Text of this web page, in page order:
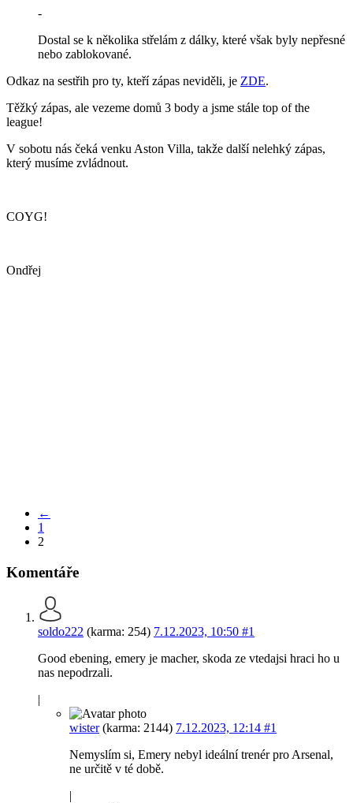
-
Dostal se k několika střelám z dálky, které však byly nepřesné
nebo zablokované.
Odkaz na sestřih pro ty, kteří zápas neviděli, je ZDE.
Těžký zápas, ale vezeme domů 3 body a jsme stále top of the
league!
V sobotu nás čeká venku Aston Villa, takže další nelehký zápas,
který musíme zvládnout.
COYG!
Ondřej
←
1
2
Komentáře
soldo222 (karma: 254) 7.12.2023, 10:50 #1
Good ebening, emery je macher, skoda ze vtedajsi hraci ho u
nas nepodrzali.
|
wister(karma: 2144) 7.12.2023, 12:14 #1
Nemyslím si, Emery nebyl ideální trenér pro Arsenal,
ne určitě v té době.
|